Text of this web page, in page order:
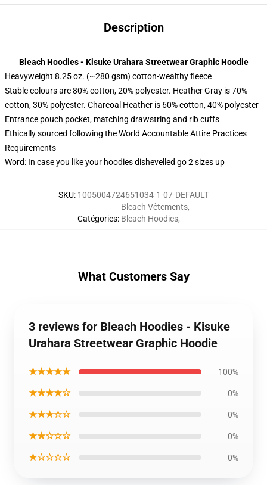
Description
Bleach Hoodies - Kisuke Urahara Streetwear Graphic Hoodie
Heavyweight 8.25 oz. (~280 gsm) cotton-wealthy fleece
Stable colours are 80% cotton, 20% polyester. Heather Gray is 70%
cotton, 30% polyester. Charcoal Heather is 60% cotton, 40% polyester
Entrance pouch pocket, matching drawstring and rib cuffs
Ethically sourced following the World Accountable Attire Practices
Requirements
Word: In case you like your hoodies dishevelled go 2 sizes up
SKU: 1005004724651034-1-07-DEFAULT
Catégories:
Bleach Vêtements,
Bleach Hoodies,
What Customers Say
3 reviews for Bleach Hoodies - Kisuke
Urahara Streetwear Graphic Hoodie
★★★★★ 100%
★★★★☆ 0%
★★★☆☆ 0%
★★☆☆☆ 0%
★☆☆☆☆ 0%